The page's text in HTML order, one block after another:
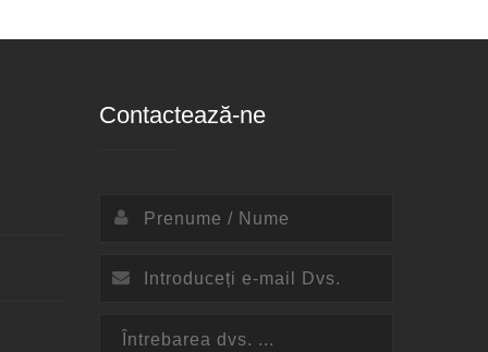
Contactează-ne